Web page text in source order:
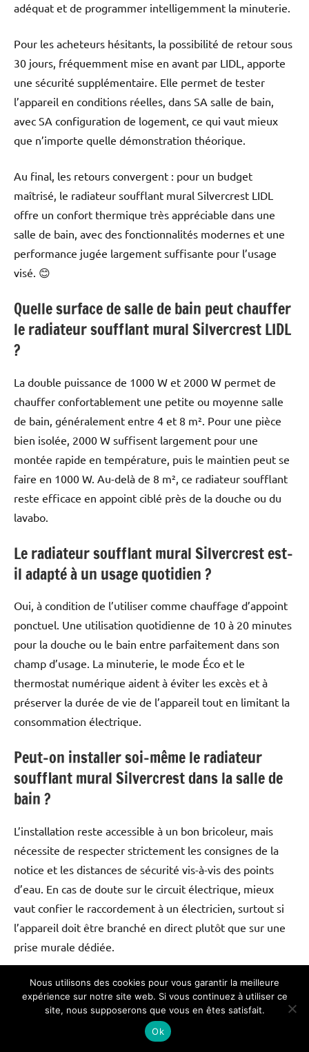
adéquat et de programmer intelligemment la minuterie.
Pour les acheteurs hésitants, la possibilité de retour sous
30 jours, fréquemment mise en avant par LIDL, apporte
une sécurité supplémentaire. Elle permet de tester
l’appareil en conditions réelles, dans SA salle de bain,
avec SA configuration de logement, ce qui vaut mieux
que n’importe quelle démonstration théorique.
Au final, les retours convergent : pour un budget
maîtrisé, le radiateur soufflant mural Silvercrest LIDL
offre un confort thermique très appréciable dans une
salle de bain, avec des fonctionnalités modernes et une
performance jugée largement suffisante pour l’usage
visé. 😊
Quelle surface de salle de bain peut chauffer
le radiateur soufflant mural Silvercrest LIDL
?
La double puissance de 1000 W et 2000 W permet de
chauffer confortablement une petite ou moyenne salle
de bain, généralement entre 4 et 8 m². Pour une pièce
bien isolée, 2000 W suffisent largement pour une
montée rapide en température, puis le maintien peut se
faire en 1000 W. Au-delà de 8 m², ce radiateur soufflant
reste efficace en appoint ciblé près de la douche ou du
lavabo.
Le radiateur soufflant mural Silvercrest est-
il adapté à un usage quotidien ?
Oui, à condition de l’utiliser comme chauffage d’appoint
ponctuel. Une utilisation quotidienne de 10 à 20 minutes
pour la douche ou le bain entre parfaitement dans son
champ d’usage. La minuterie, le mode Éco et le
thermostat numérique aident à éviter les excès et à
préserver la durée de vie de l’appareil tout en limitant la
consommation électrique.
Peut-on installer soi-même le radiateur
soufflant mural Silvercrest dans la salle de
bain ?
L’installation reste accessible à un bon bricoleur, mais
nécessite de respecter strictement les consignes de la
notice et les distances de sécurité vis-à-vis des points
d’eau. En cas de doute sur le circuit électrique, mieux
vaut confier le raccordement à un électricien, surtout si
l’appareil doit être branché en direct plutôt que sur une
prise murale dédiée.
Le radiateur soufflant Silvercrest est-il
vraiment économique ?
Son caractère économique dépend avant tout de la façon
Nous utilisons des cookies pour vous garantir la meilleure
expérience sur notre site web. Si vous continuez à utiliser ce
site, nous supposerons que vous en êtes satisfait.
Ok